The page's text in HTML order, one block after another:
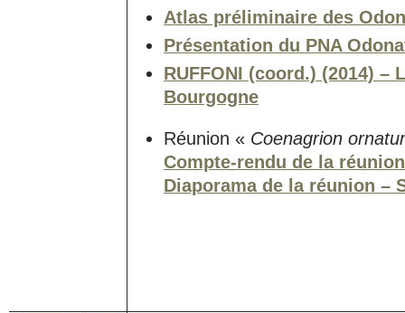
Atlas préliminaire des
Présentation du PNA
RUFFONI (coord.) (2014) –
Bourgogne
Réunion « Coenagrion
Compte-rendu de la réunion
Diaporama de la réunion –